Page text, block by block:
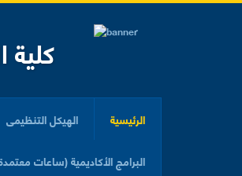
كلية
الرئيسية الهيكل التنظيمى
البرامج الأكاديمية (ساعات